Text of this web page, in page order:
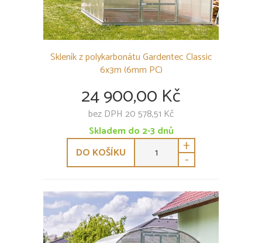
Skleník z polykarbonátu Gardentec Classic
6x3m (6mm PC)
24 900,00 Kč
bez DPH 20 578,51 Kč
Skladem do 2-3 dnů
DO KOŠÍKU
+
-